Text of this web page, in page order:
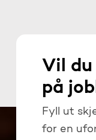
Vil
på
Fyll ut
for en